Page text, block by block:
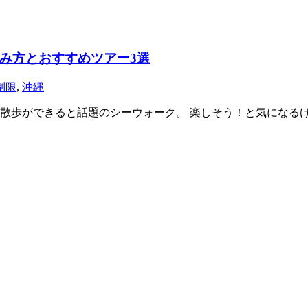
方とおすすめツアー3選
限, 沖縄
歩ができると話題のシーウォーク。 楽しそう！と気にな